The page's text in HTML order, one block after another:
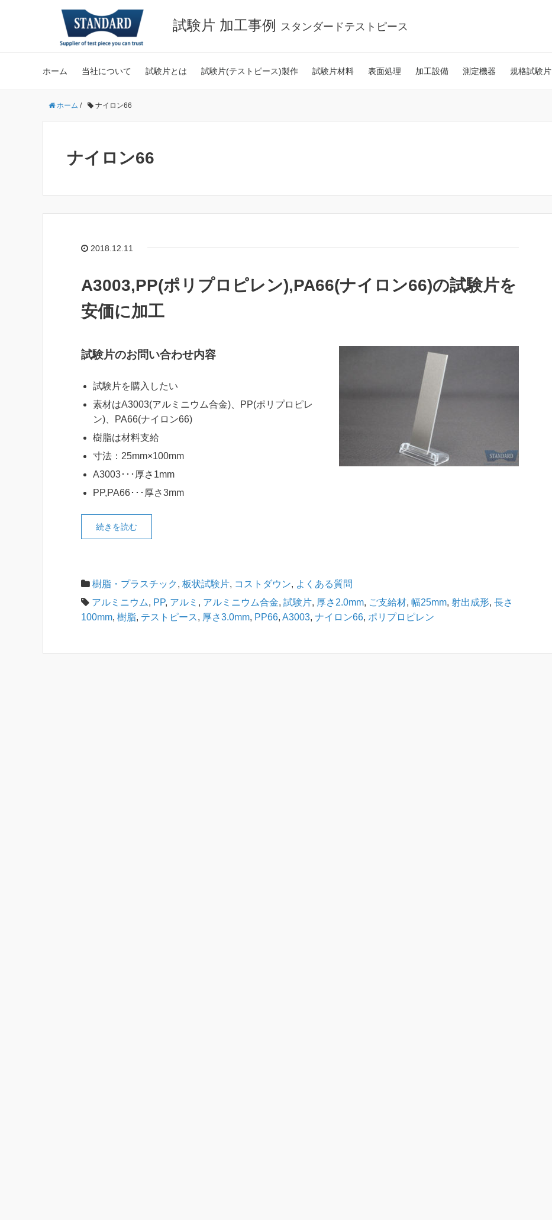
試験片 加工事例 スタンダードテストピース
ホーム 当社について 試験片とは 試験片(テストピース)製作 試験片材料 表面処理 加工設備 測定機器 規格試験片
ホーム / ナイロン66
ナイロン66
2018.12.11
A3003,PP(ポリプロピレン),PA66(ナイロン66)の試験片を
安価に加工
試験片のお問い合わせ内容
試験片を購入したい
素材はA3003(アルミニウム合金)、PP(ポリプロピレ
ン)、PA66(ナイロン66)
樹脂は材料支給
寸法：25mm×100mm
A3003･･･厚さ1mm
PP,PA66･･･厚さ3mm
続きを読む
樹脂・プラスチック , 板状試験片, コストダウン, よくある質問
アルミニウム, PP, アルミ , アルミニウム合金, 試験片, 厚さ2.0mm, ご支給材, 幅25mm, 射出成形, 長さ
100mm, 樹脂, テストピース, 厚さ3.0mm, PP66, A3003, ナイロン66, ポリプロピレン